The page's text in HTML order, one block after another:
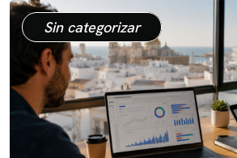
Sin categorizar